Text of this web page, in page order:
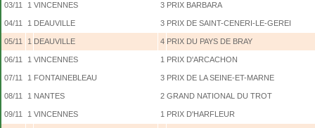
03/11 1 VINCENNES 3 PRIX BARBARA
04/11 1 DEAUVILLE 3 PRIX DE SAINT-CENERI-LE-GEREI
05/11 1 DEAUVILLE 4 PRIX DU PAYS DE BRAY
06/11 1 VINCENNES 1 PRIX D'ARCACHON
07/11 1 FONTAINEBLEAU 3 PRIX DE LA SEINE-ET-MARNE
08/11 1 NANTES 2 GRAND NATIONAL DU TROT
09/11 1 VINCENNES 1 PRIX D'HARFLEUR